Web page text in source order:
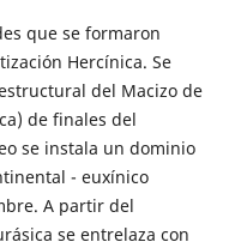
que se formaron
Hercínica. Se
del Macizo de
de finales del
se instala un dominio
- euxínico
A partir del
se entrelaza con